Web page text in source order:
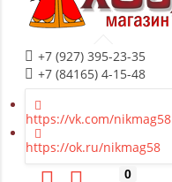
+7 (927) 395-23-35
+7 (84165) 4-15-48
https://vk.com/nikmag58
https://ok.ru/nikmag58
0